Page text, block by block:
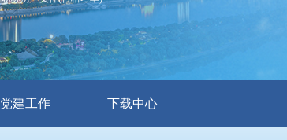
党建工作 下载中心